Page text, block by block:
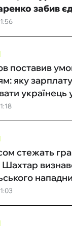
забив
поставив
яку
українець
стежать
Шахтар